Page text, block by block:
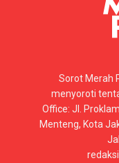
Sorot Merah
menyoroti
Office: Jl.
Menteng, Kota